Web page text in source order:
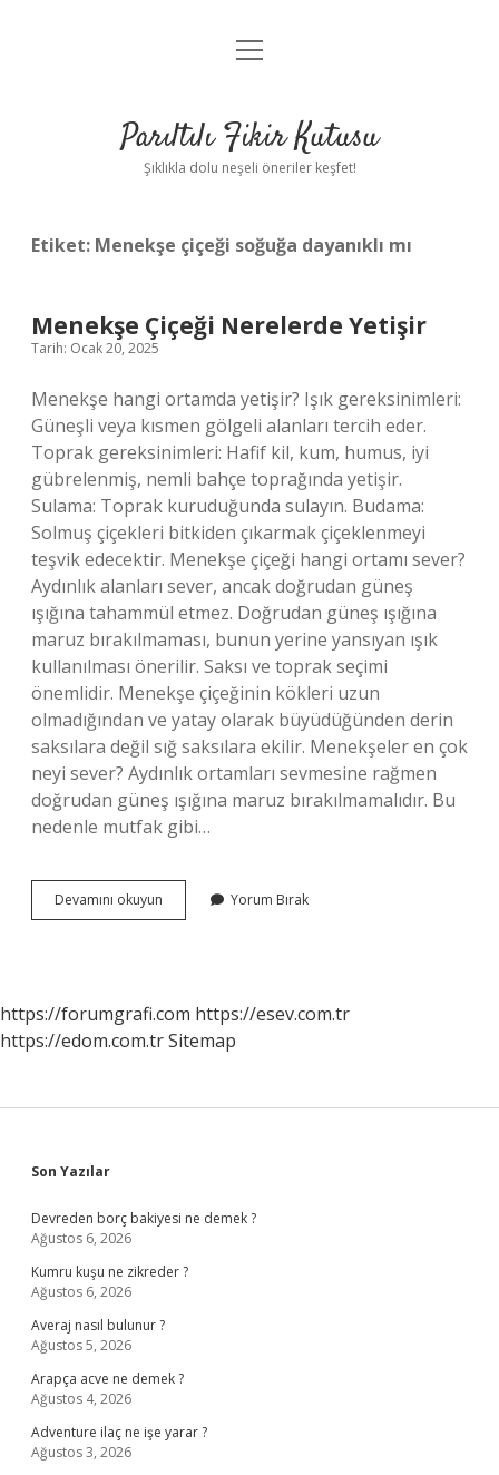
Anasayfa
Yasal Uyarı
menüyü
Parıltılı Fikir Kutusu
Şıklıkla dolu neşeli öneriler keşfet!
Etiket: Menekşe çiçeği soğuğa dayanıklı mı
Menekşe Çiçeği Nerelerde Yetişir
Tarih: Ocak 20, 2025
Menekşe hangi ortamda yetişir? Işık gereksinimleri:
Güneşli veya kısmen gölgeli alanları tercih eder.
Toprak gereksinimleri: Hafif kil, kum, humus, iyi
gübrelenmiş, nemli bahçe toprağında yetişir.
Sulama: Toprak kuruduğunda sulayın. Budama:
Solmuş çiçekleri bitkiden çıkarmak çiçeklenmeyi
teşvik edecektir. Menekşe çiçeği hangi ortamı sever?
Aydınlık alanları sever, ancak doğrudan güneş
ışığına tahammül etmez. Doğrudan güneş ışığına
maruz bırakılmaması, bunun yerine yansıyan ışık
kullanılması önerilir. Saksı ve toprak seçimi
önemlidir. Menekşe çiçeğinin kökleri uzun
olmadığından ve yatay olarak büyüdüğünden derin
saksılara değil sığ saksılara ekilir. Menekşeler en çok
neyi sever? Aydınlık ortamları sevmesine rağmen
doğrudan güneş ışığına maruz bırakılmamalıdır. Bu
nedenle mutfak gibi…
Devamını okuyun Menekşe
Çiçeği
Yorum Bırak
https://forumgrafi.com https://esev.com.tr
https://edom.com.trSitemap
Sidebar
Son Yazılar
Devreden borç bakiyesi ne demek ?
Ağustos 6, 2026
Kumru kuşu ne zikreder ?
Ağustos 6, 2026
Averaj nasıl bulunur ?
Ağustos 5, 2026
Arapça acve ne demek ?
Ağustos 4, 2026
Adventure ilaç ne işe yarar ?
Ağustos 3, 2026